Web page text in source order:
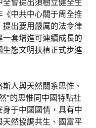
全會提出須樹立健全生
《中共中心關于周全推
出要用嚴厲的法令律
套增進可連續成長的
態文明扶植正式步進
人與天然關系思惟、
”的思惟同中國特點社
于中國國情，具有中
然協調共生、國富平